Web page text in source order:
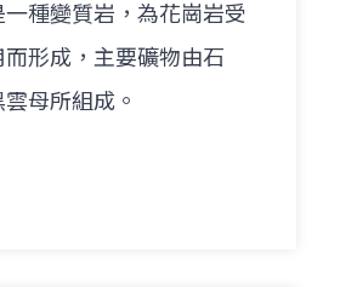
種變質岩，為花崗岩受
形成，主要礦物由石
母所組成。